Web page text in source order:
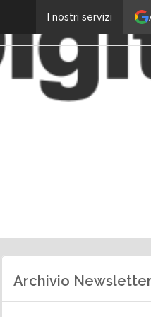
I nostri servizi
Archivio Newsletter